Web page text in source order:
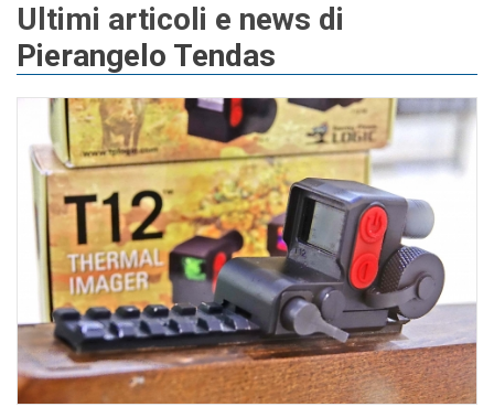
Ultimi articoli e news di
Pierangelo Tendas